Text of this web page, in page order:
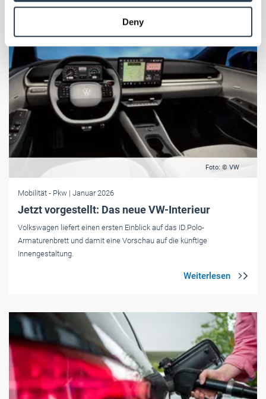
provided to them or that they’ve collected from your use
Weitere Informationen:Impressum Datenschutz
Deny
Foto: © VW
Mobilität - Pkw | Januar 2026
Jetzt vorgestellt: Das neue VW-Interieur
Volkswagen liefert einen ersten Einblick auf das ID.Polo-
Armaturenbrett und damit eine Vorschau auf die künftige
Innengestaltung.